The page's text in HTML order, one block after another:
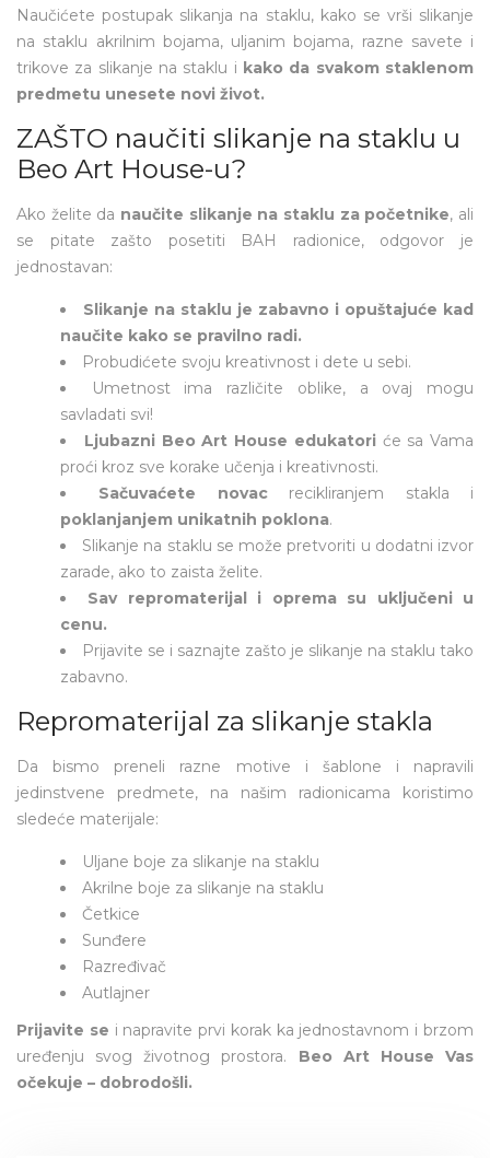
Naučićete postupak slikanja na staklu, kako se vrši slikanje
na staklu akrilnim bojama, uljanim bojama, razne savete i
trikove za slikanje na staklu i kako da svakom staklenom
predmetu unesete novi život.
ZAŠTO naučiti slikanje na staklu u
Beo Art House-u?
Ako želite da naučite slikanje na staklu za početnike, ali
se pitate zašto posetiti BAH radionice, odgovor je
jednostavan:
Slikanje na staklu je zabavno i opuštajuće kad
naučite kako se pravilno radi.
Probudićete svoju kreativnost i dete u sebi.
Umetnost ima različite oblike, a ovaj mogu
savladati svi!
Ljubazni Beo Art House edukatoriće sa Vama
proći kroz sve korake učenja i kreativnosti.
Sačuvaćete novacrecikliranjem stakla i
poklanjanjem unikatnih poklona.
Slikanje na staklu se može pretvoriti u dodatni izvor
zarade, ako to zaista želite.
Sav repromaterijal i oprema su uključeni u
cenu.
Prijavite se i saznajte zašto je slikanje na staklu tako
zabavno.
Repromaterijal za slikanje stakla
Da bismo preneli razne motive i šablone i napravili
jedinstvene predmete, na našim radionicama koristimo
sledeće materijale:
Uljane boje za slikanje na staklu
Akrilne boje za slikanje na staklu
Četkice
Sunđere
Razređivač
Autlajner
Prijavite se i napravite prvi korak ka jednostavnom i brzom
uređenju svog životnog prostora. Beo Art House Vas
očekuje – dobrodošli.